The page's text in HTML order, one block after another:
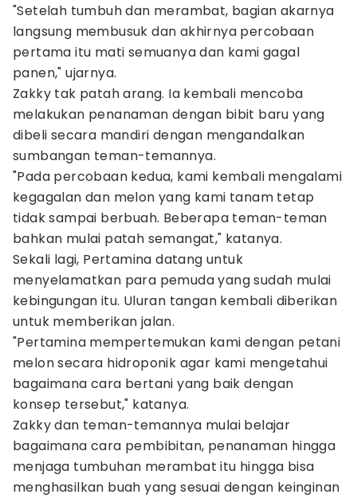
"Setelah tumbuh dan merambat, bagian akarnya
langsung membusuk dan akhirnya percobaan
pertama itu mati semuanya dan kami gagal
panen," ujarnya.
Zakky tak patah arang. Ia kembali mencoba
melakukan penanaman dengan bibit baru yang
dibeli secara mandiri dengan mengandalkan
sumbangan teman-temannya.
"Pada percobaan kedua, kami kembali mengalami
kegagalan dan melon yang kami tanam tetap
tidak sampai berbuah. Beberapa teman-teman
bahkan mulai patah semangat," katanya.
Sekali lagi, Pertamina datang untuk
menyelamatkan para pemuda yang sudah mulai
kebingungan itu. Uluran tangan kembali diberikan
untuk memberikan jalan.
"Pertamina mempertemukan kami dengan petani
melon secara hidroponik agar kami mengetahui
bagaimana cara bertani yang baik dengan
konsep tersebut," katanya.
Zakky dan teman-temannya mulai belajar
bagaimana cara pembibitan, penanaman hingga
menjaga tumbuhan merambat itu hingga bisa
menghasilkan buah yang sesuai dengan keinginan